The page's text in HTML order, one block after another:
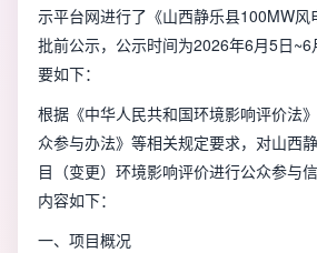
示平台网进行了《山西静乐县100MW风
批前公示，公示时间为2026年6月5日
要如下：
根据《中华人民共和国环境影响评价法
众参与办法》等相关规定要求，对山西
目（变更）环境影响评价进行公众参与
内容如下：
一、项目概况